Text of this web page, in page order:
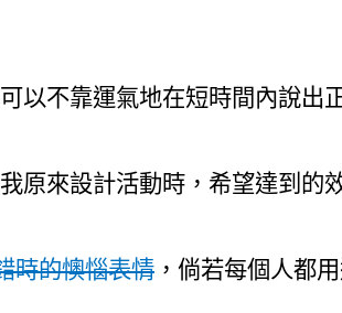
可以不靠運氣地在短時間內說出
原來設計活動時，希望達到的
時的懊惱表情 ，倘若每個人都